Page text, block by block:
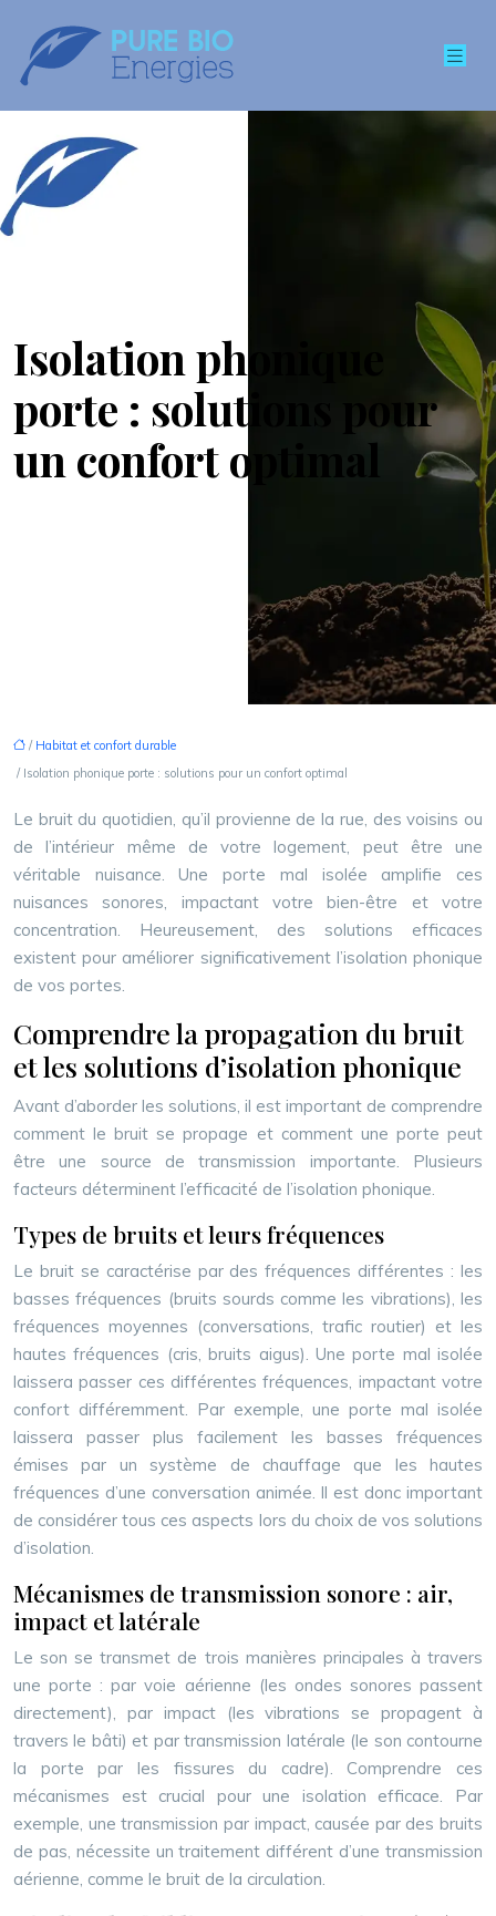
Isolation phonique
porte : solutions pour
un confort optimal
/ Habitat et confort durable
/ Isolation phonique porte : solutions pour un confort optimal
Le bruit du quotidien, qu’il provienne de la rue, des voisins ou
de l’intérieur même de votre logement, peut être une
véritable nuisance. Une porte mal isolée amplifie ces
nuisances sonores, impactant votre bien-être et votre
concentration. Heureusement, des solutions efficaces
existent pour améliorer significativement l’isolation phonique
de vos portes.
Comprendre la propagation du bruit
et les solutions d’isolation phonique
Avant d’aborder les solutions, il est important de comprendre
comment le bruit se propage et comment une porte peut
être une source de transmission importante. Plusieurs
facteurs déterminent l’efficacité de l’isolation phonique.
Types de bruits et leurs fréquences
Le bruit se caractérise par des fréquences différentes : les
basses fréquences (bruits sourds comme les vibrations), les
fréquences moyennes (conversations, trafic routier) et les
hautes fréquences (cris, bruits aigus). Une porte mal isolée
laissera passer ces différentes fréquences, impactant votre
confort différemment. Par exemple, une porte mal isolée
laissera passer plus facilement les basses fréquences
émises par un système de chauffage que les hautes
fréquences d’une conversation animée. Il est donc important
de considérer tous ces aspects lors du choix de vos solutions
d’isolation.
Mécanismes de transmission sonore : air,
impact et latérale
Le son se transmet de trois manières principales à travers
une porte : par voie aérienne (les ondes sonores passent
directement), par impact (les vibrations se propagent à
travers le bâti) et par transmission latérale (le son contourne
la porte par les fissures du cadre). Comprendre ces
mécanismes est crucial pour une isolation efficace. Par
exemple, une transmission par impact, causée par des bruits
de pas, nécessite un traitement différent d’une transmission
aérienne, comme le bruit de la circulation.